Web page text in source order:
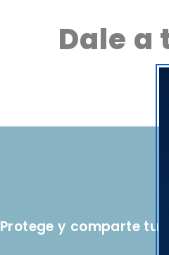
Dale
Protege y comparte tu